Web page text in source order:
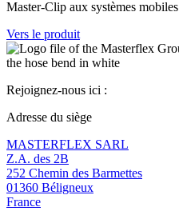
Master-Clip aux systèmes
Vers le produit
Rejoignez-nous ici :
Adresse du siège
MASTERFLEX SARL
Z.A. des 2B
252 Chemin des Barmettes
01360 Béligneux
France